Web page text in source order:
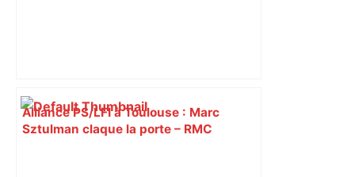
Alliance PS/LFI à Toulouse : Marc
Sztulman claque la porte – RMC